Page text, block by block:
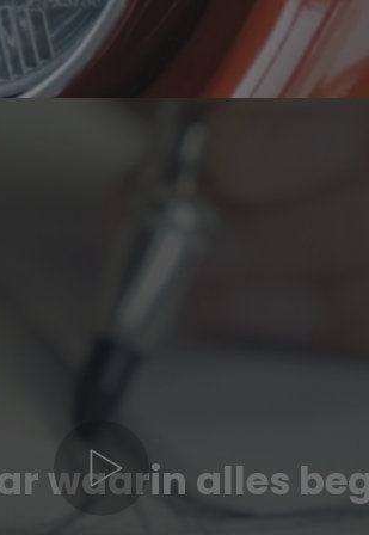
waarin alles